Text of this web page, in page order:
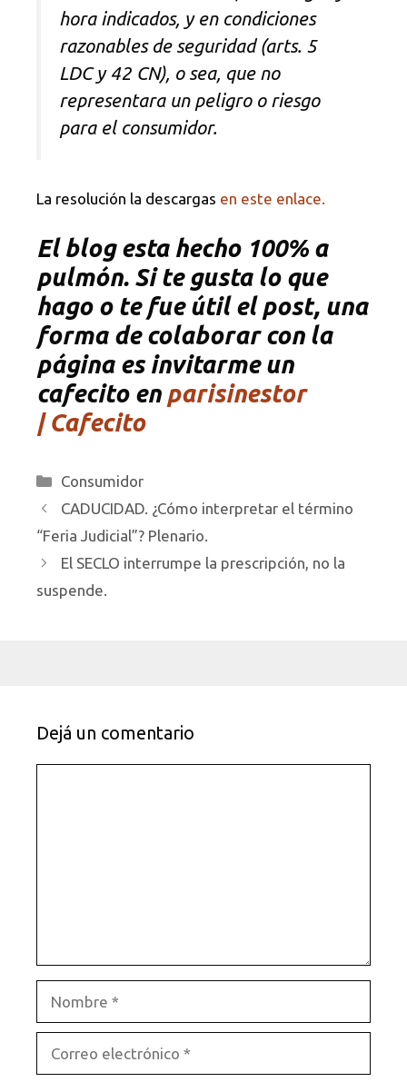
hora indicados, y en condiciones
razonables de seguridad (arts. 5
LDC y 42 CN), o sea, que no
representara un peligro o riesgo
para el consumidor.
La resolución la descargas en este enlace.
El blog esta hecho 100% a
pulmón. Si te gusta lo que
hago o te fue útil el post, una
forma de colaborar con la
página es invitarme un
cafecito en parisinestor
| Cafecito
Categorías
Consumidor
CADUCIDAD. ¿Cómo interpretar el término
“Feria Judicial”? Plenario.
El SECLO interrumpe la prescripción, no la
suspende.
Dejá un comentario
electrónico